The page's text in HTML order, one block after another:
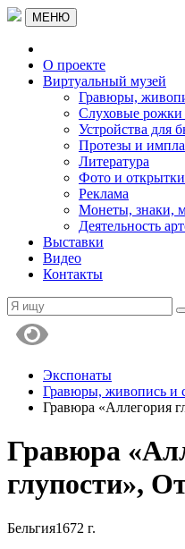
МЕНЮ
О проекте
Виртуальный музей
Гравюры,
Слуховые рожки
Устройства для
Протезы и
Литература
Фото и открытки
Реклама
Монеты, знаки,
Деятельность
Выставки
Видео
Контакты
Экспонаты
Гравюры, живопись и
Гравюра «Аллегория
Гравюра
глупости»,
Бельгия1672 г.